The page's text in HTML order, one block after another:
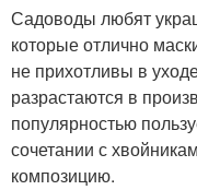
Садоводы любят
которые отлично
не прихотливы в
разрастаются в
популярностью
сочетании с
композицию.